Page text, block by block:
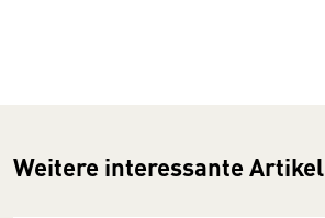
Weitere interessante Artikel